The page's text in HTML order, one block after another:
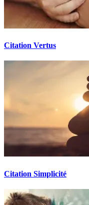
Citation Vertus
Citation Simplicité